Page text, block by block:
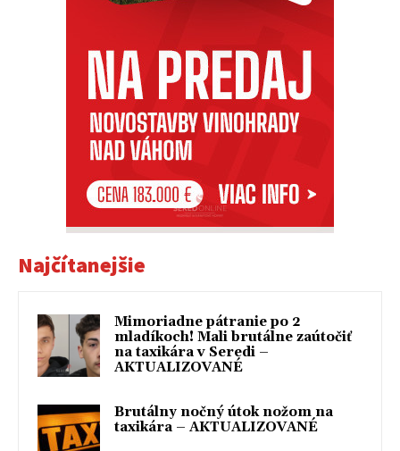
Najčítanejšie
Mimoriadne pátranie po 2
mladíkoch! Mali brutálne zaútočiť
na taxikára v Seredi –
AKTUALIZOVANÉ
Brutálny nočný útok nožom na
taxikára – AKTUALIZOVANÉ